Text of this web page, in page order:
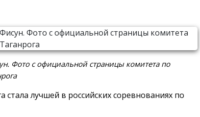
Фото с официальной страницы комитета по
стала лучшей в российских соревнованиях по